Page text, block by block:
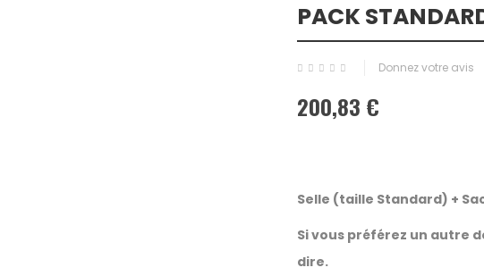
PACK
Donnez votre avis
200,83 €
Selle (taille Standard) +
Si vous préférez un autre
dire.